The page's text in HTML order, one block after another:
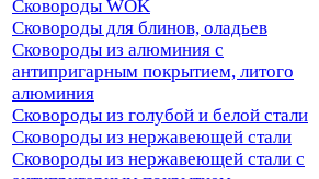
Сковороды WOK
Сковороды для блинов, оладьев
Сковороды из алюминия с
антипригарным покрытием, литого
алюминия
Сковороды из голубой и белой стали
Сковороды из нержавеющей стали
Сковороды из нержавеющей стали с